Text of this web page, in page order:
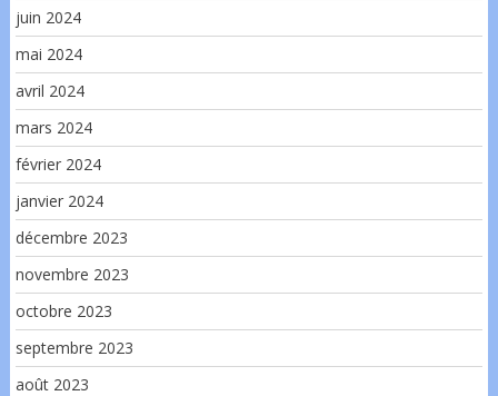
juin 2024
mai 2024
avril 2024
mars 2024
février 2024
janvier 2024
décembre 2023
novembre 2023
octobre 2023
septembre 2023
août 2023